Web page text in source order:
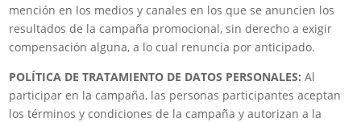
mención en los medios y canales en los que se anuncien los
resultados de la campaña promocional, sin derecho a exigir
compensación alguna, a lo cual renuncia por anticipado.
POLÍTICA DE TRATAMIENTO DE DATOS PERSONALES: Al
participar en la campaña, las personas participantes aceptan
los términos y condiciones de la campaña y autorizan a la